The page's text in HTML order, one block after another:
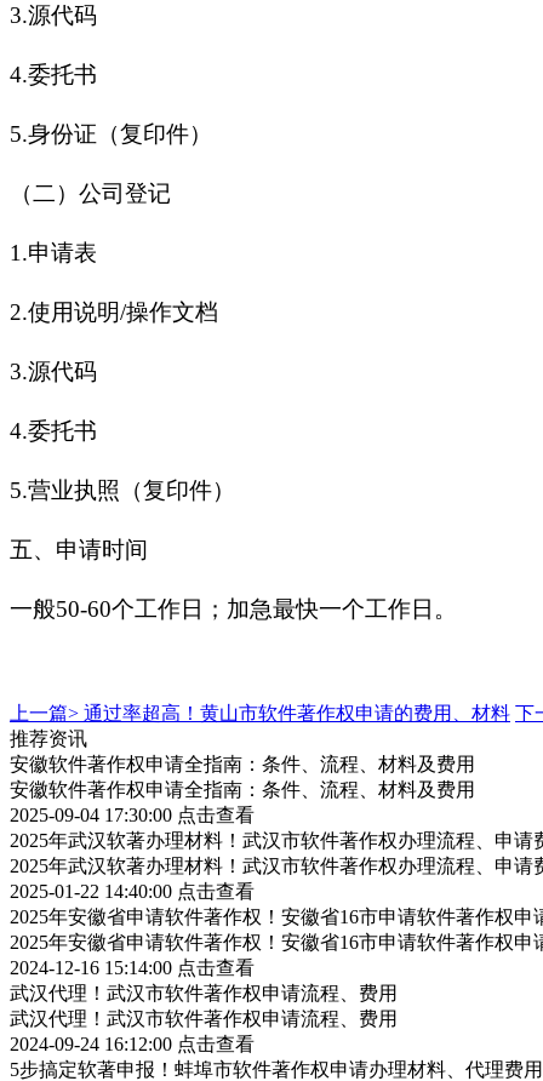
3.源代码
4.委托书
5.身份证（复印件）
（二）公司登记
1.申请表
2.使用说明/操作文档
3.源代码
4.委托书
5.营业执照（复印件）
五、申请时间
一般50-60个工作日；加急最快一个工作日。
上一篇> 通过率超高！黄山市软件著作权申请的费用、材料 下
推荐资讯
安徽软件著作权申请全指南：条件、流程、材料及费用
安徽软件著作权申请全指南：条件、流程、材料及费用
2025-09-04 17:30:00 点击查看
2025年武汉软著办理材料！武汉市软件著作权办理流程、申请
2025年武汉软著办理材料！武汉市软件著作权办理流程、申请
2025-01-22 14:40:00 点击查看
2025年安徽省申请软件著作权！安徽省16市申请软件著作权申
2025年安徽省申请软件著作权！安徽省16市申请软件著作权申
2024-12-16 15:14:00 点击查看
武汉代理！武汉市软件著作权申请流程、费用
武汉代理！武汉市软件著作权申请流程、费用
2024-09-24 16:12:00 点击查看
5步搞定软著申报！蚌埠市软件著作权申请办理材料、代理费用